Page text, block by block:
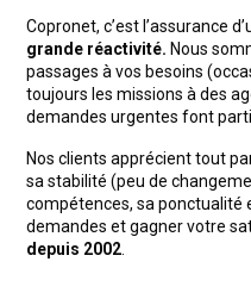
Copronet, c’est l’assurance
grande réactivité. Nous
passages à vos besoins
toujours les missions à des
demandes urgentes font
Nos clients apprécient tout
sa stabilité (peu de
compétences, sa ponctualité
demandes et gagner votre
depuis 2002